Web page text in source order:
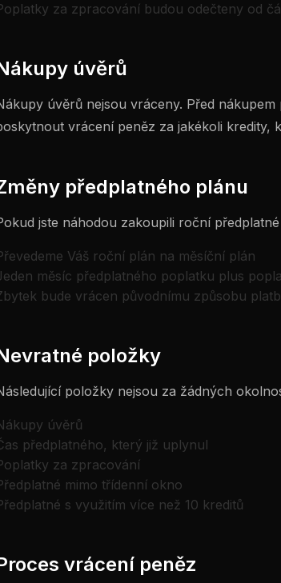
za zpracování budou odečteny od
úvěrů
úvěrů nejsou vráceny. Před
vrácení peněz za jakékoli kredity,
předplatného plánu
jste náhodou zakoupili roční
Váš roční plán na měsíční plán
měsíc předplatného poplatku plus
bude vrácen původnímu způsobu
položky
položky nejsou za žádných
úvěrů
předplatného, který již uplynul
za zpracování
mimo třídenní okno
s využitím více než 10 kreditů
vrácení peněz